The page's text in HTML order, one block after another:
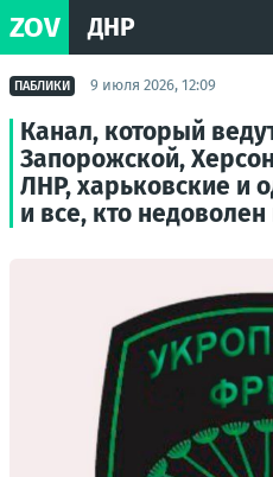
ZOV ДНР
ПАБЛИКИ 9 июля 2026, 12:09
Канал, который
Запорожской,
ЛНР, харьковские и
и все, кто